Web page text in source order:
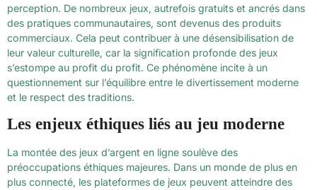
perception. De nombreux jeux, autrefois gratuits et ancrés dans
des pratiques communautaires, sont devenus des produits
commerciaux. Cela peut contribuer à une désensibilisation de
leur valeur culturelle, car la signification profonde des jeux
s’estompe au profit du profit. Ce phénomène incite à un
questionnement sur l’équilibre entre le divertissement moderne
et le respect des traditions.
Les enjeux éthiques liés au jeu moderne
La montée des jeux d’argent en ligne soulève des
préoccupations éthiques majeures. Dans un monde de plus en
plus connecté, les plateformes de jeux peuvent atteindre des